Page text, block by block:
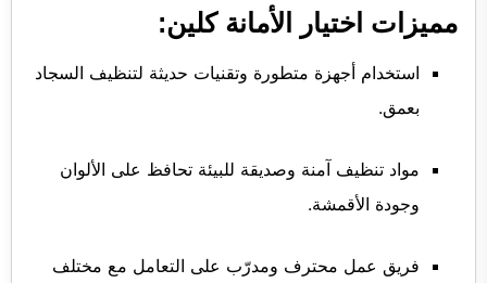
مميزات اختيار الأمانة كلين:
استخدام أجهزة متطورة وتقنيات حديثة لتنظيف السجاد
بعمق.
مواد تنظيف آمنة وصديقة للبيئة تحافظ على الألوان
وجودة الأقمشة.
فريق عمل محترف ومدرّب على التعامل مع مختلف